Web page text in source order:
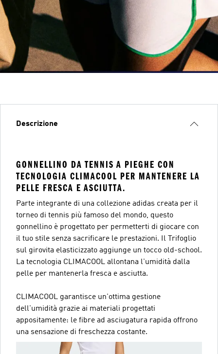
Descrizione
GONNELLINO DA TENNIS A PIEGHE CON
TECNOLOGIA CLIMACOOL PER MANTENERE LA
PELLE FRESCA E ASCIUTTA.
Parte integrante di una collezione adidas creata per il
torneo di tennis più famoso del mondo, questo
gonnellino è progettato per permetterti di giocare con
il tuo stile senza sacrificare le prestazioni. Il Trifoglio
sul girovita elasticizzato aggiunge un tocco old-school.
La tecnologia CLIMACOOL allontana l'umidità dalla
pelle per mantenerla fresca e asciutta.
CLIMACOOL garantisce un'ottima gestione
dell'umidità grazie ai materiali progettati
appositamente: le fibre ad asciugatura rapida offrono
una sensazione di freschezza costante.